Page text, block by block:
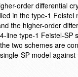
order differential
in the type-1
the higher-order
line type-1 Feistel-SP
two schemes are
SP model